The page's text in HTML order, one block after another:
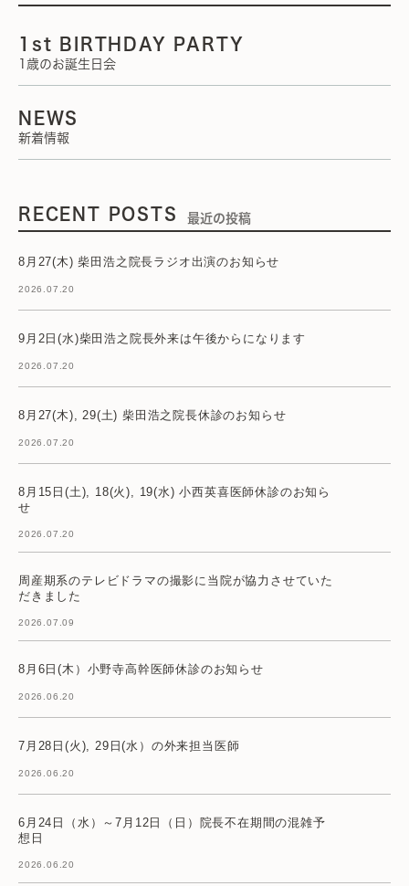
1st BIRTHDAY PARTY
1歳のお誕生日会
NEWS
新着情報
RECENT POSTS 最近の投稿
8月27(木) 柴田浩之院長ラジオ出演のお知らせ
2026.07.20
9月2日(水)柴田浩之院長外来は午後からになります
2026.07.20
8月27(木), 29(土) 柴田浩之院長休診のお知らせ
2026.07.20
8月15日(土), 18(火), 19(水) 小西英喜医師休診のお知ら
せ
2026.07.20
周産期系のテレビドラマの撮影に当院が協力させていた
だきました
2026.07.09
8月6日(木）小野寺高幹医師休診のお知らせ
2026.06.20
7月28日(火), 29日(水）の外来担当医師
2026.06.20
6月24日（水）～7月12日（日）院長不在期間の混雑予
想日
2026.06.20